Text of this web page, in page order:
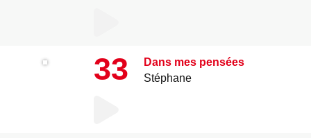
33
Dans mes pensées
Stéphane